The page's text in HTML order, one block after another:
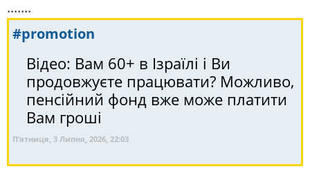
.......
#promotion
Відео: Вам 60+ в Ізраїлі і Ви
продовжуєте працювати? Можливо,
пенсійний фонд вже може платити
Вам гроші
П’ятниця, 3 Липня, 2026, 22:03